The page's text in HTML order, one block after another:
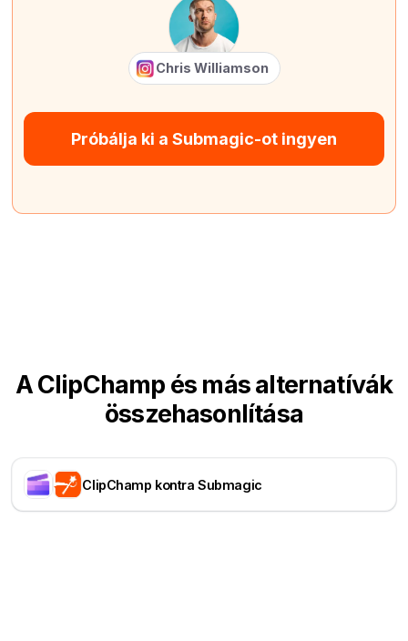
Chris Williamson
Próbálja ki a Submagic-ot ingyen
A ClipChamp és más alternatívák
összehasonlítása
ClipChamp kontra Submagic